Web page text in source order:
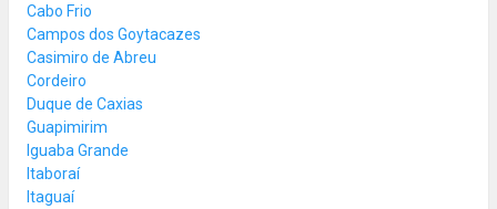
Cabo Frio
Campos dos Goytacazes
Casimiro de Abreu
Cordeiro
Duque de Caxias
Guapimirim
Iguaba Grande
Itaboraí
Itaguaí